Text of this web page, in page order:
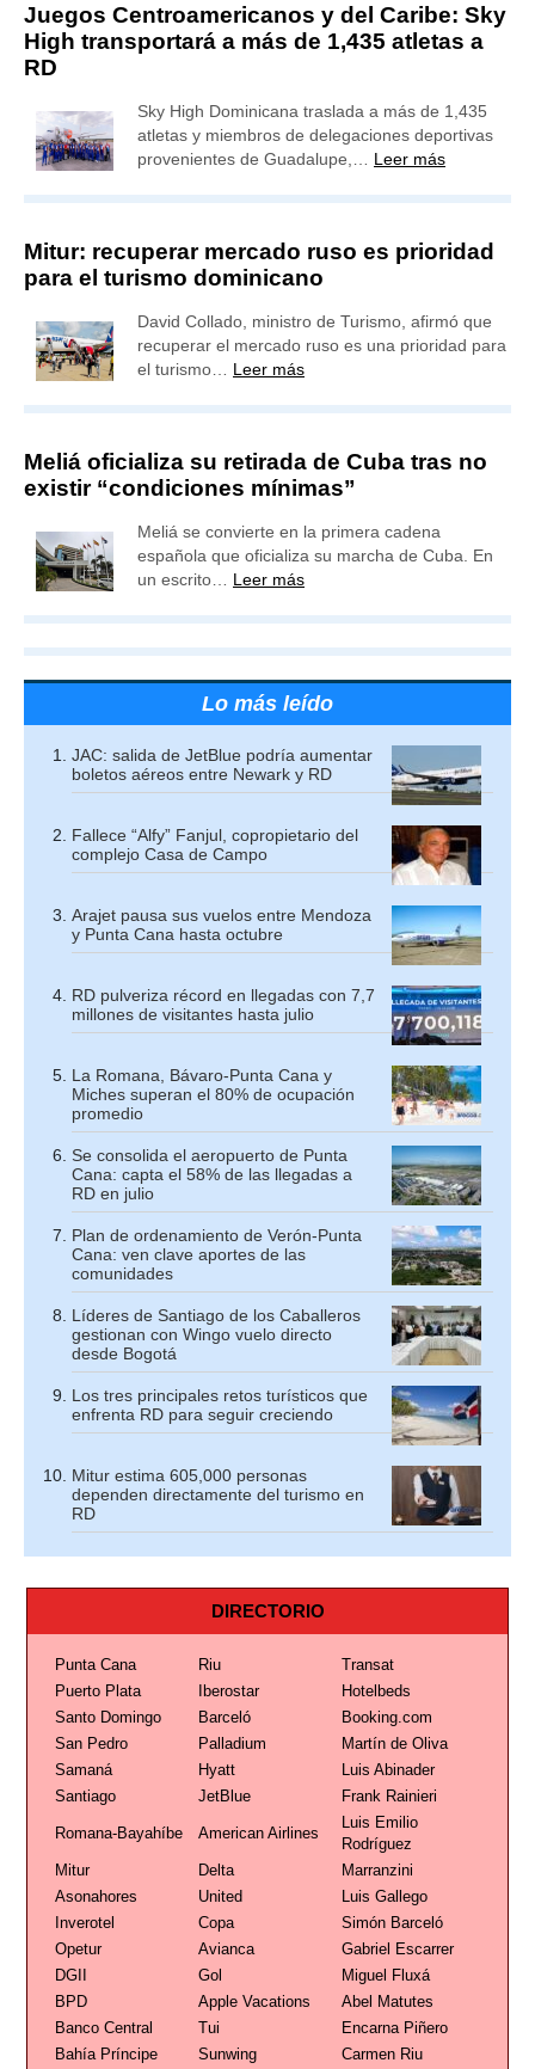
Juegos Centroamericanos y del Caribe: Sky
High transportará a más de 1,435 atletas a
RD
Sky High Dominicana traslada a más de 1,435
atletas y miembros de delegaciones deportivas
provenientes de Guadalupe,… Leer más
Mitur: recuperar mercado ruso es prioridad
para el turismo dominicano
David Collado, ministro de Turismo, afirmó que
recuperar el mercado ruso es una prioridad para
el turismo… Leer más
Meliá oficializa su retirada de Cuba tras no
existir “condiciones mínimas”
Meliá se convierte en la primera cadena
española que oficializa su marcha de Cuba. En
un escrito… Leer más
Lo más leído
JAC: salida de JetBlue podría aumentar
boletos aéreos entre Newark y RD
Fallece “Alfy” Fanjul, copropietario del
complejo Casa de Campo
Arajet pausa sus vuelos entre Mendoza
y Punta Cana hasta octubre
RD pulveriza récord en llegadas con 7,7
millones de visitantes hasta julio
La Romana, Bávaro-Punta Cana y
Miches superan el 80% de ocupación
promedio
Se consolida el aeropuerto de Punta
Cana: capta el 58% de las llegadas a
RD en julio
Plan de ordenamiento de Verón-Punta
Cana: ven clave aportes de las
comunidades
Líderes de Santiago de los Caballeros
gestionan con Wingo vuelo directo
desde Bogotá
Los tres principales retos turísticos que
enfrenta RD para seguir creciendo
Mitur estima 605,000 personas
dependen directamente del turismo en
RD
DIRECTORIO
Punta Cana Riu
Transat
Puerto Plata
Iberostar
Hotelbeds
Santo Domingo
Barceló
Booking.com
San Pedro
Palladium
Martín de Oliva
Samaná
Hyatt
Luis Abinader
Santiago
JetBlue Frank Rainieri
Romana-Bayahíbe American Airlines
Luis Emilio
Rodríguez
Mitur
Delta
Marranzini
Asonahores
United
Luis Gallego
Inverotel
Copa
Simón Barceló
Opetur
Avianca
Gabriel Escarrer
DGII
Gol
Miguel Fluxá
BPD
Apple Vacations
Abel Matutes
Banco Central
Tui
Encarna Piñero
Bahía Príncipe
Sunwing Carmen Riu